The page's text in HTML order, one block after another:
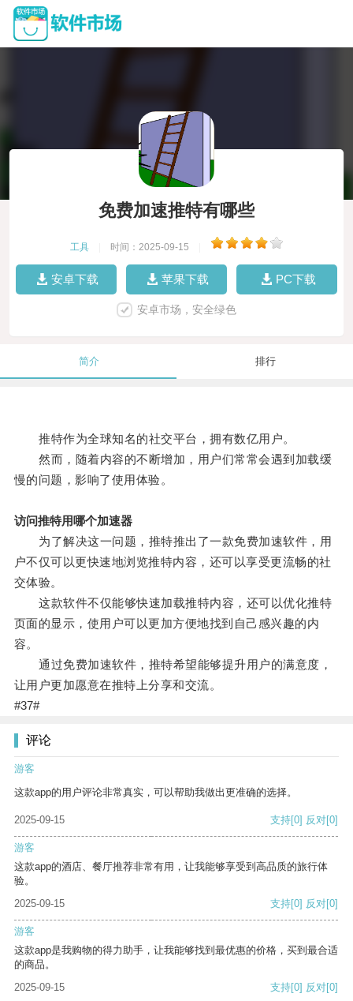
免费加速推特有哪些
工具 时间：2025-09-15
安卓下载 苹果下载 PC下载
安卓市场，安全绿色
简介 排行
推特作为全球知名的社交平台，拥有数亿用户。
然而，随着内容的不断增加，用户们常常会遇到加载缓
慢的问题，影响了使用体验。
访问推特用哪个加速器
为了解决这一问题，推特推出了一款免费加速软件，用
户不仅可以更快速地浏览推特内容，还可以享受更流畅的社
交体验。
这款软件不仅能够快速加载推特内容，还可以优化推特
页面的显示，使用户可以更加方便地找到自己感兴趣的内
容。
通过免费加速软件，推特希望能够提升用户的满意度，
让用户更加愿意在推特上分享和交流。
#37#
评论
游客
这款app的用户评论非常真实，可以帮助我做出更准确的选择。
2025-09-15 支持[0] 反对[0]
游客
这款app的酒店、餐厅推荐非常有用，让我能够享受到高品质的旅行体
验。
2025-09-15
支持[0] 反对[0]
游客
这款app是我购物的得力助手，让我能够找到最优惠的价格，买到最合适
的商品。
2025-09-15
支持[0] 反对[0]